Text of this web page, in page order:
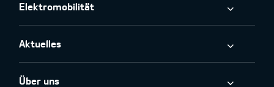
Elektromobilität
Aktuelles
Über uns